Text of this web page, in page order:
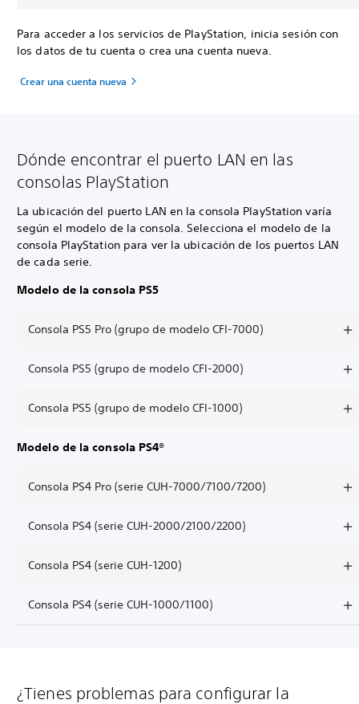
Para acceder a los servicios de PlayStation, inicia sesión con
los datos de tu cuenta o crea una cuenta nueva.
Crear una cuenta nueva
Dónde encontrar el puerto LAN en las
consolas PlayStation
La ubicación del puerto LAN en la consola PlayStation varía
según el modelo de la consola. Selecciona el modelo de la
consola PlayStation para ver la ubicación de los puertos LAN
de cada serie.
Modelo de la consola PS5
Consola PS5 Pro (grupo de modelo CFI-7000)
Consola PS5 (grupo de modelo CFI-2000)
Consola PS5 (grupo de modelo CFI-1000)
Modelo de la consola PS4®
Consola PS4 Pro (serie CUH-7000/7100/7200)
Consola PS4 (serie CUH-2000/2100/2200)
Consola PS4 (serie CUH-1200)
Consola PS4 (serie CUH-1000/1100)
¿Tienes problemas para configurar la